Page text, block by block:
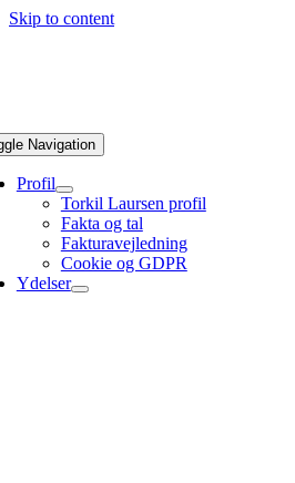
Skip to content
Navigation
Profil
Torkil Laursen profil
Fakta og tal
Fakturavejledning
Cookie og GDPR
Ydelser